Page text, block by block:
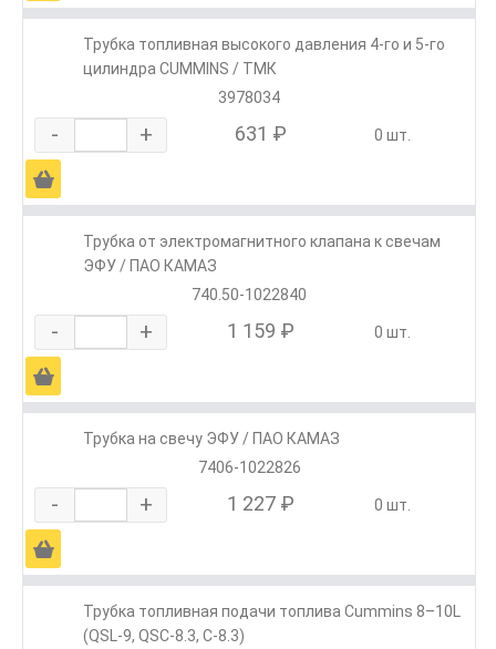
Трубка топливная высокого давления 4-го и 5-го
цилиндра CUMMINS / ТМК
3978034
- + 631 ₽ 0 шт.
Ä
Трубка от электромагнитного клапана к свечам
ЭФУ / ПАО КАМАЗ
740.50-1022840
- + 1 159 ₽ 0 шт.
Ä
Трубка на свечу ЭФУ / ПАО КАМАЗ
7406-1022826
- + 1 227 ₽ 0 шт.
Ä
Трубка топливная подачи топлива Cummins 8–10L
(QSL-9, QSC-8.3, C-8.3)